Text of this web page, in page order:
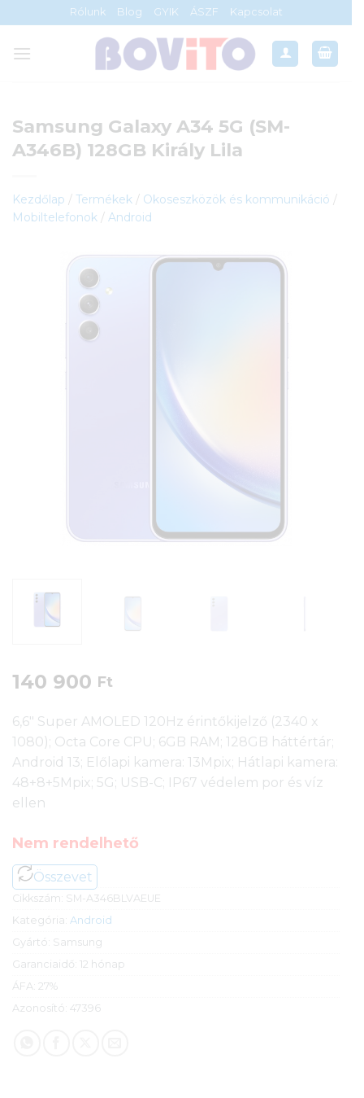
to
content
Rólunk Blog GYIK ÁSZF Kapcsolat
Samsung Galaxy A34 5G (SM-
A346B) 128GB Király Lila
Kezdőlap / Termékek / Okoseszközök és kommunikáció /
Mobiltelefonok / Android
140 900 Ft
6,6″ Super AMOLED 120Hz érintőkijelző (2340 x
1080); Octa Core CPU; 6GB RAM; 128GB háttértár;
Android 13; Előlapi kamera: 13Mpix; Hátlapi kamera:
48+8+5Mpix; 5G; USB-C; IP67 védelem por és víz
ellen
Nem rendelhető
Összevet
Cikkszám: SM-A346BLVAEUE
Kategória: Android
Gyártó: Samsung
Garanciaidő: 12 hónap
ÁFA: 27%
Azonosító: 47396